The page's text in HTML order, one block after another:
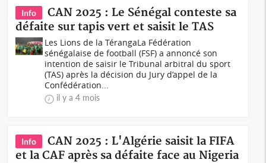
Info
CAN 2025 : Le Sénégal conteste sa
défaite sur tapis vert et saisit le TAS
Les Lions de la TérangaLa Fédération
sénégalaise de football (FSF) a annoncé son
intention de saisir le Tribunal arbitral du sport
(TAS) après la décision du Jury d’appel de la
Confédération...
il y a 4 mois
Info
CAN 2025 : L'Algérie saisit la FIFA
et la CAF après sa défaite face au Nigeria